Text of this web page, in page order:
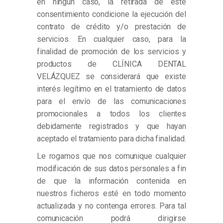
consentimiento condicione la ejecución del
contrato de crédito y/o prestación de
servicios. En cualquier caso, para la
finalidad de promoción de los servicios y
productos de CLÍNICA DENTAL
VELÁZQUEZ se considerará que existe
interés legítimo en el tratamiento de datos
para el envío de las comunicaciones
promocionales a todos los clientes
debidamente registrados y que hayan
aceptado el tratamiento para dicha finalidad.
Le rogamos que nos comunique cualquier
modificación de sus datos personales a fin
de que la información contenida en
nuestros ficheros esté en todo momento
actualizada y no contenga errores. Para tal
comunicación podrá dirigirse